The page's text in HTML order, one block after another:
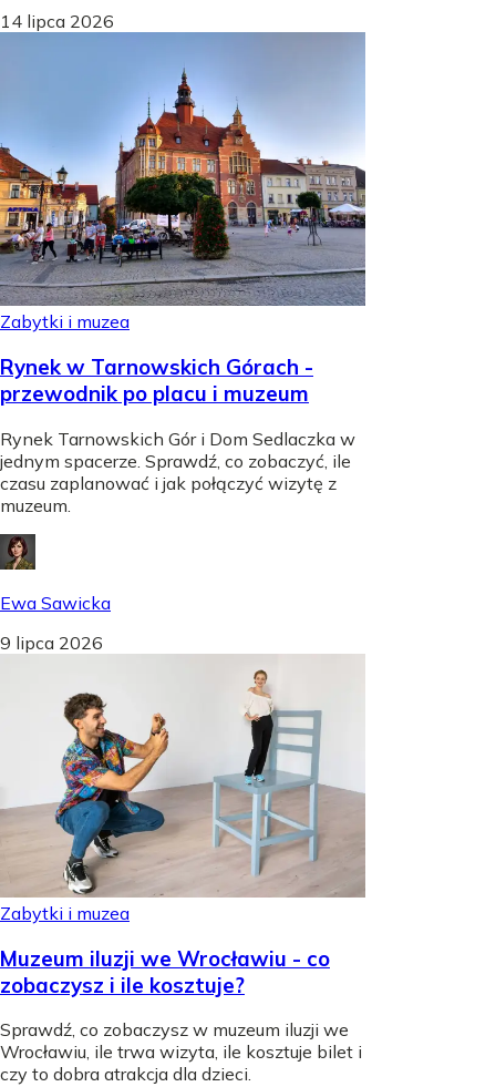
14 lipca 2026
Zabytki i muzea
Rynek w Tarnowskich Górach -
przewodnik po placu i muzeum
Rynek Tarnowskich Gór i Dom Sedlaczka w
jednym spacerze. Sprawdź, co zobaczyć, ile
czasu zaplanować i jak połączyć wizytę z
muzeum.
Ewa Sawicka
9 lipca 2026
Zabytki i muzea
Muzeum iluzji we Wrocławiu - co
zobaczysz i ile kosztuje?
Sprawdź, co zobaczysz w muzeum iluzji we
Wrocławiu, ile trwa wizyta, ile kosztuje bilet i
czy to dobra atrakcja dla dzieci.